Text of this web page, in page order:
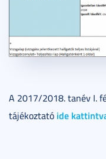
A 2017/2018. tanév I.
tájékoztató ide